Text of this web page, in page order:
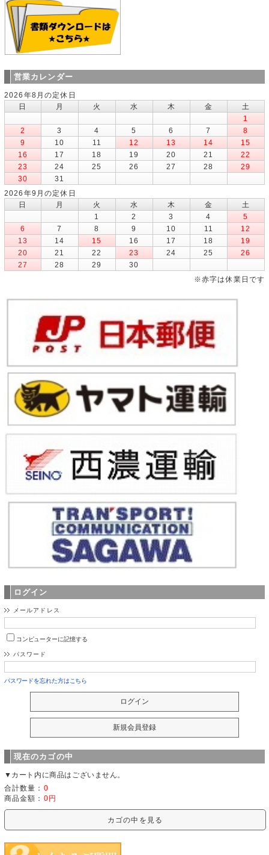
営業カレンダー
2026年8月の定休日
日
月 火 水 木 金
土
1
2
3 4 5 6 7
8
9
10 11 12 13 14
15
16
17 18 19 20 21
22
23
24 25 26 27 28
29
30
31
2026年9月の定休日
日
月 火 水 木 金
土
1
2 3 4
5
6
7 8 9 10 11
12
13
14 15 16 17 18
19
20
21 22 23 24 25
26
27
28 29
30
※赤字は休業日です
ログイン
メールアドレス
コンピューターに記憶する
パスワード
パスワードを忘れた方はこちら
現在のカゴの中
▼カート内に商品はございません。
合計数量： 0
商品金額： 0円
カゴの中を見る